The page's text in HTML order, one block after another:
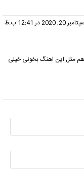
سپتامبر 20, 2020 در 12:41 ب.ظ
مثل این اهنگ بخونی خیلی